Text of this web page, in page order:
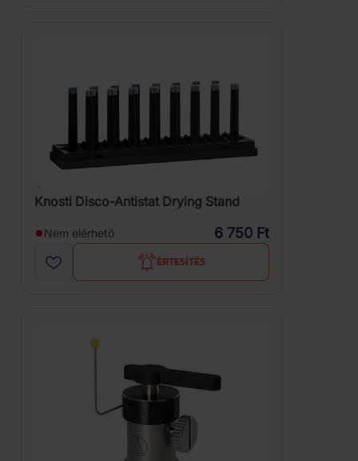
Knosti Disco-Antistat Drying Stand
Nem elérhető 6 750 Ft
ÉRTESÍTÉS